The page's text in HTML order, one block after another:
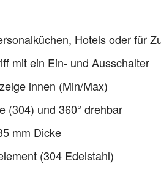
Hotels oder für
mit ein Ein- und Ausschalter
innen (Min/Max)
(304) und 360° drehbar
mm Dicke
(304 Edelstahl)